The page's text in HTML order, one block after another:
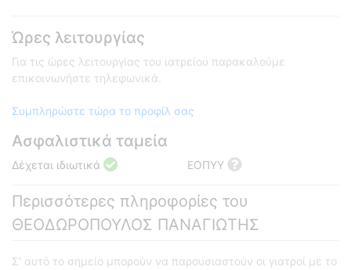
Ώρες λειτουργίας
Για τις ώρες λειτουργίας του ιατρείου παρακαλούμε
επικοινωνήστε τηλεφωνικά.
Συμπληρώστε τώρα το προφίλ σας
Ασφαλιστικά ταμεία
Δέχεται ιδιωτικά ΕΟΠΥΥ
Περισσότερες πληροφορίες του
ΘΕΟΔΩΡΟΠΟΥΛΟΣ ΠΑΝΑΓΙΩΤΗΣ
Σ' αυτό το σημείο μπορούν να παρουσιαστούν οι γιατροί με το